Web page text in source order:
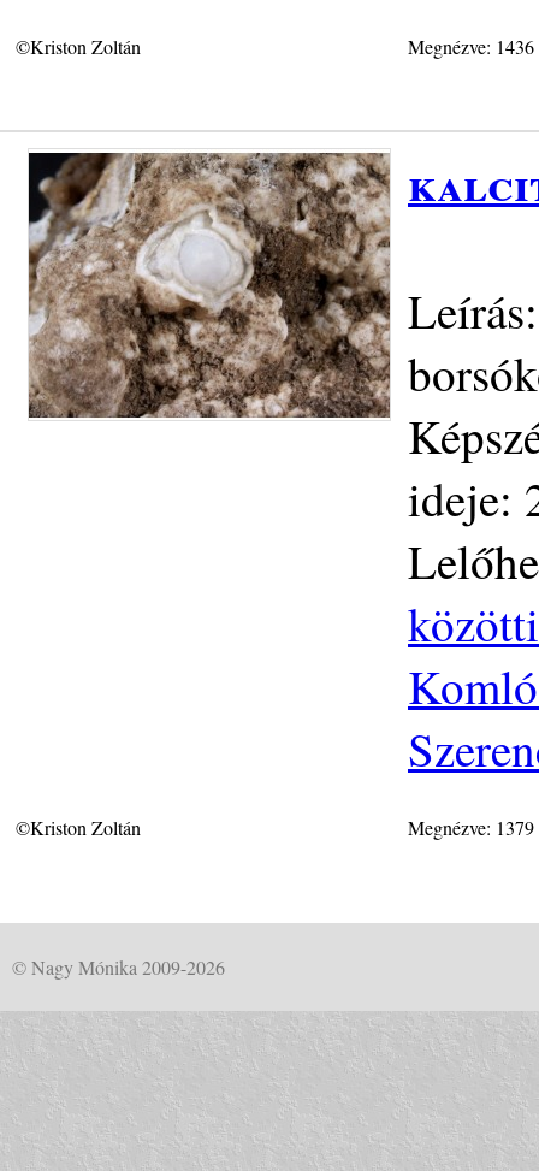
©Kriston Zoltán Megnézve:
ideje:
©Kriston Zoltán Megnézve:
© Nagy Mónika 2009-2026